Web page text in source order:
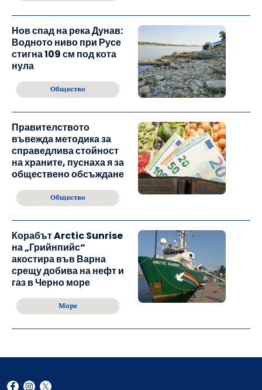
Нов спад на река Дунав:
Водното ниво при Русе
стигна 109 см под кота
нула
Общество
Правителството
въвежда методика за
справедлива стойност
на храните, пуснаха я за
обществено обсъждане
Общество
Корабът Arctic Sunrise
на „Грийнпийс“
акостира във Варна
срещу добива на нефт и
газ в Черно море
Море